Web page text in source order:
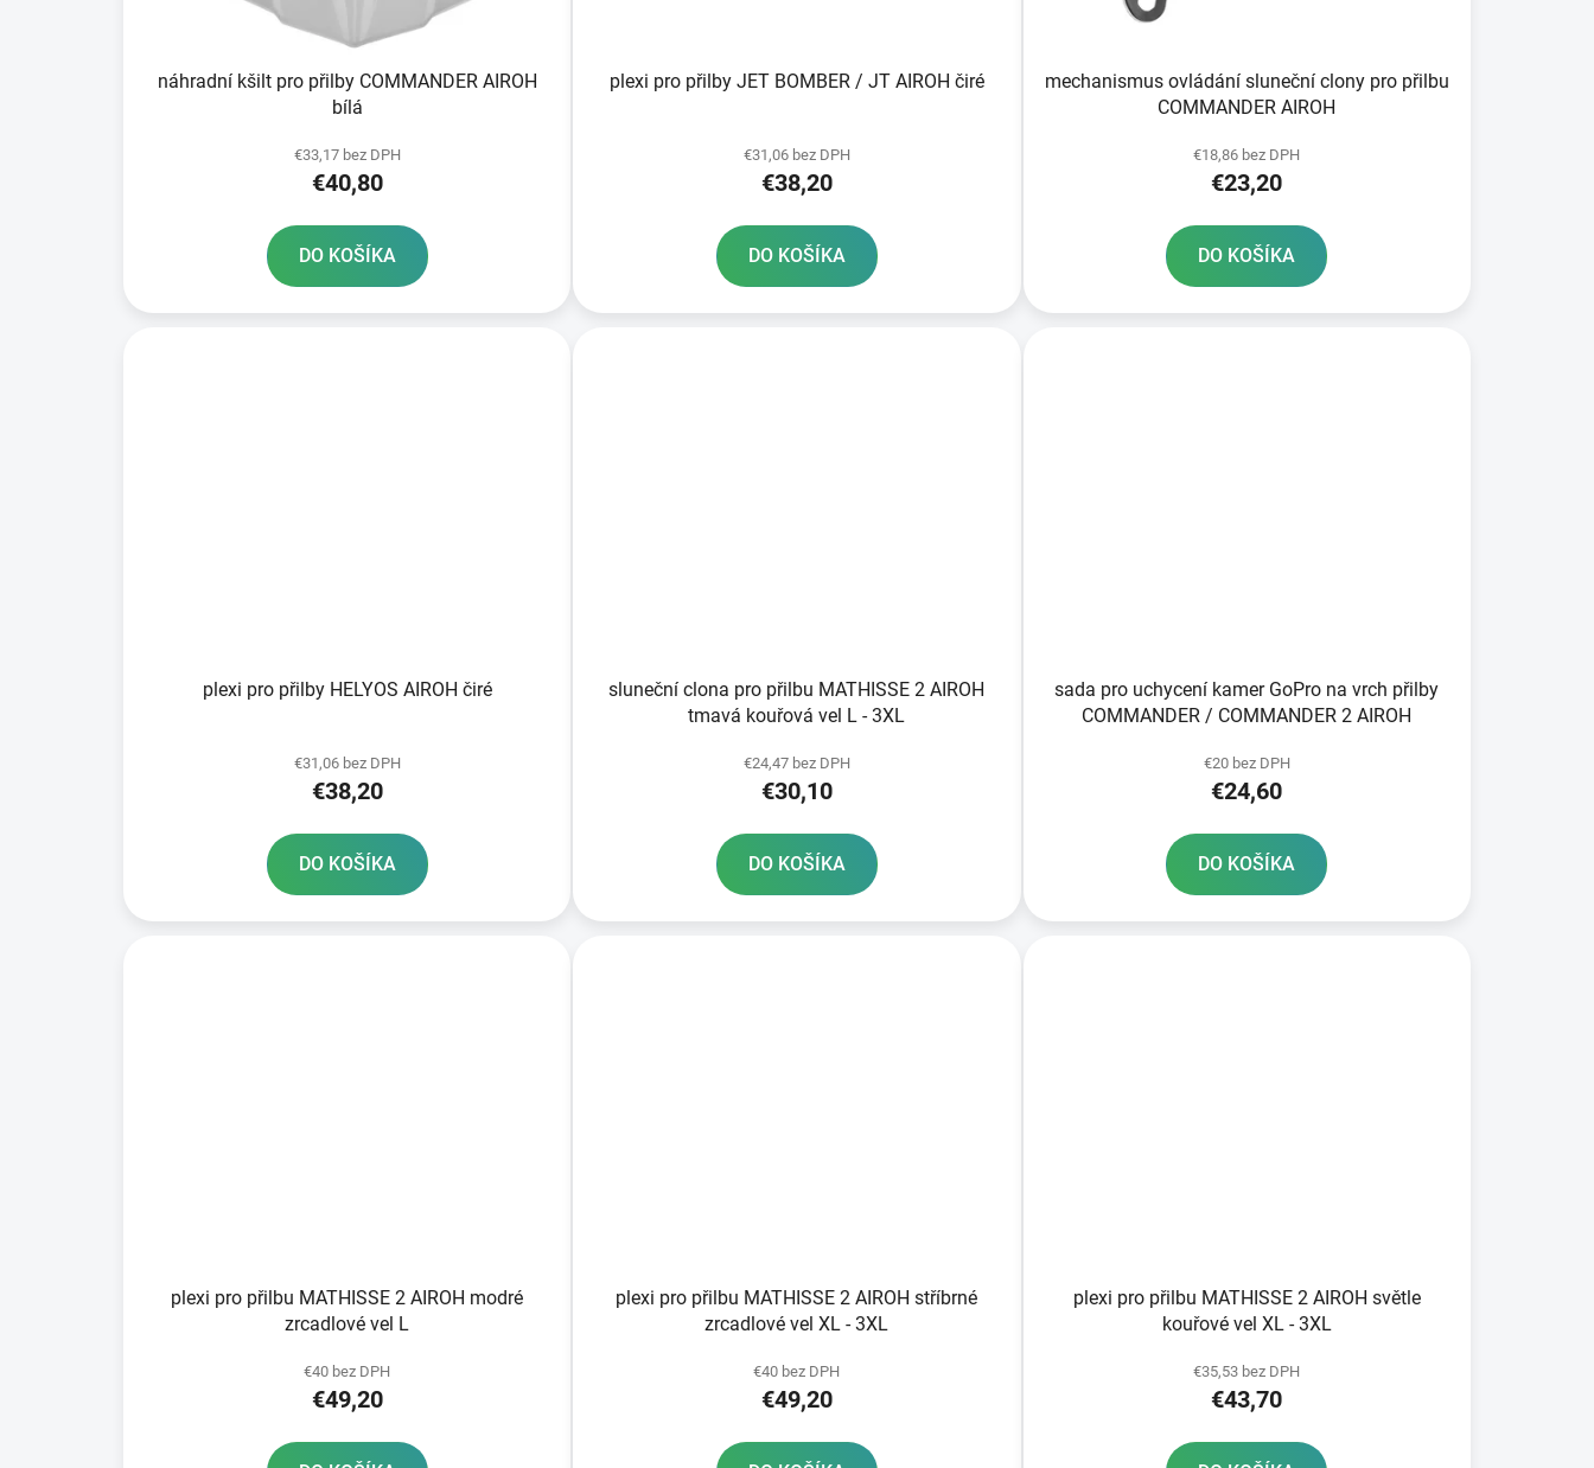
v
náhradní kšilt pro přilby COMMANDER AIROH
bílá
€33,17 bez DPH
€40,80
DO KOŠÍKA
plexi pro přilby JET BOMBER / JT AIROH čiré
€31,06 bez DPH
€38,20
DO KOŠÍKA
mechanismus ovládání sluneční clony pro přilbu
COMMANDER AIROH
€18,86 bez DPH
€23,20
DO KOŠÍKA
plexi pro přilby HELYOS AIROH čiré
€31,06 bez DPH
€38,20
DO KOŠÍKA
sluneční clona pro přilbu MATHISSE 2 AIROH
tmavá kouřová vel L - 3XL
€24,47 bez DPH
€30,10
DO KOŠÍKA
sada pro uchycení kamer GoPro na vrch přilby
COMMANDER / COMMANDER 2 AIROH
€20 bez DPH
€24,60
DO KOŠÍKA
plexi pro přilbu MATHISSE 2 AIROH modré
zrcadlové vel L
€40 bez DPH
€49,20
plexi pro přilbu MATHISSE 2 AIROH stříbrné
zrcadlové vel XL - 3XL
€40 bez DPH
€49,20
plexi pro přilbu MATHISSE 2 AIROH světle
kouřové vel XL - 3XL
€35,53 bez DPH
€43,70